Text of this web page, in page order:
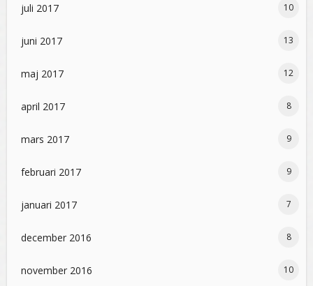
juli 2017 10
juni 2017 13
maj 2017 12
april 2017 8
mars 2017 9
februari 2017 9
januari 2017 7
december 2016 8
november 2016 10